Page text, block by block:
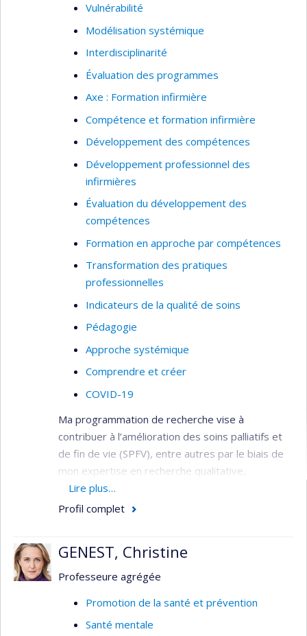
Vulnérabilité
Modélisation systémique
Interdisciplinarité
Évaluation des programmes
Axe : Formation infirmière
Compétence et formation infirmière
Développement des compétences
Développement professionnel des
infirmières
Évaluation du développement des
compétences
Formation en approche par compétences
Transformation des pratiques
professionnelles
Indicateurs de la qualité de soins
Pédagogie
Approche systémique
Comprendre et créer
COVID-19
Ma programmation de recherche vise à
contribuer à l’amélioration des soins palliatifs et
de fin de vie (SPFV), entre autres par le biais de
mon expertise en recherche qualitative,
évaluative et partenariale. Ma programmation
actuelle se divise en trois axes :
étant de nature interdisciplinaire, la formation
travaillant auprès des personnes soignées et
leurs proches est importante. Au-delà des
Lire plus…
Profil complet
GENEST, Christine
Professeure agrégée
Promotion de la santé et prévention
Santé mentale